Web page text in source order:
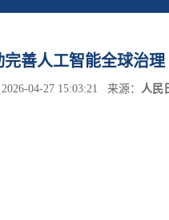
完善人工智能全球治理
04-27 15:03:21 来源： 人民